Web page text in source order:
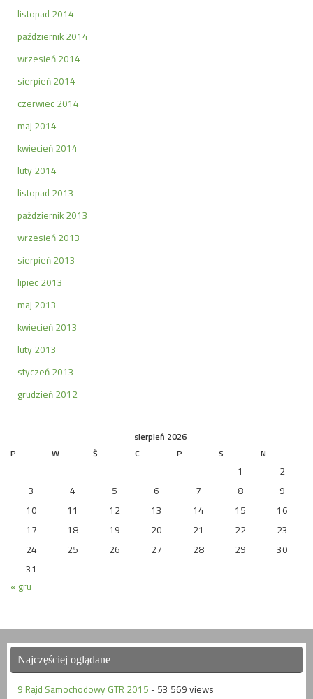
listopad 2014
październik 2014
wrzesień 2014
sierpień 2014
czerwiec 2014
maj 2014
kwiecień 2014
luty 2014
listopad 2013
październik 2013
wrzesień 2013
sierpień 2013
lipiec 2013
maj 2013
kwiecień 2013
luty 2013
styczeń 2013
grudzień 2012
sierpień 2026
P
W Ś C P S N
1
2
3
4 5 6 7 8
9
10
11 12 13 14 15
16
17
18 19 20 21 22
23
24
25 26 27 28 29
30
31
« gru
Najczęściej oglądane
9 Rajd Samochodowy GTR 2015 - 53 569 views